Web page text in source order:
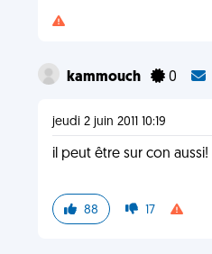
kammouch 0
jeudi 2 juin 2011 10:19
il peut être sur con aussi!
88 17